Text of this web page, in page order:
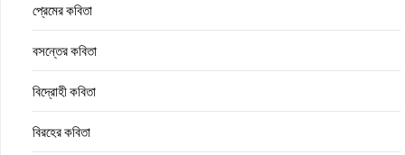
প্রেমের কবিতা
বসন্তের কবিতা
বিদ্রোহী কবিতা
বিরহের কবিতা